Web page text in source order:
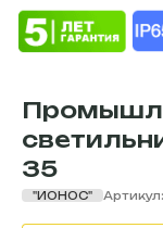
35
"ИОНОС" Артикул: